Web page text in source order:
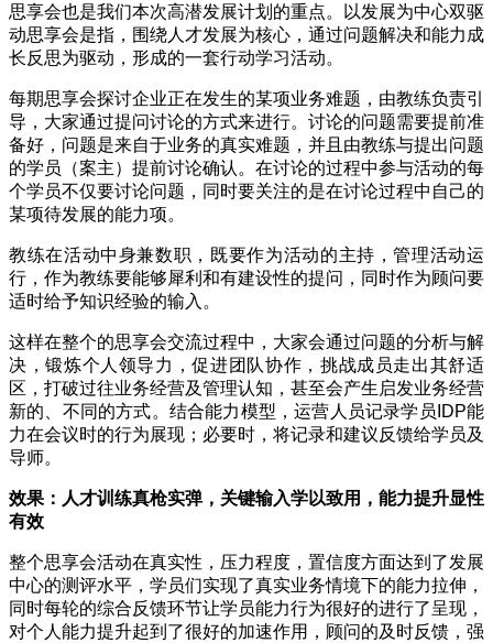
思享会也是我们本次高潜发展计划的重点。以发展为中心双驱
动思享会是指，围绕人才发展为核心，通过问题解决和能力成
长反思为驱动，形成的一套行动学习活动。
每期思享会探讨企业正在发生的某项业务难题，由教练负责引
导，大家通过提问讨论的方式来进行。讨论的问题需要提前准
备好，问题是来自于业务的真实难题，并且由教练与提出问题
的学员（案主）提前讨论确认。在讨论的过程中参与活动的每
个学员不仅要讨论问题，同时要关注的是在讨论过程中自己的
某项待发展的能力项。
教练在活动中身兼数职，既要作为活动的主持，管理活动运
行，作为教练要能够犀利和有建设性的提问，同时作为顾问要
适时给予知识经验的输入。
这样在整个的思享会交流过程中，大家会通过问题的分析与解
决，锻炼个人领导力，促进团队协作，挑战成员走出其舒适
区，打破过往业务经营及管理认知，甚至会产生启发业务经营
新的、不同的方式。结合能力模型，运营人员记录学员 IDP能
力在会议时的行为展现；必要时，将记录和建议反馈给学员及
导师。
效果：人才训练真枪实弹，关键输入学以致用，能力提升显性
有效
整个思享会活动在真实性，压力程度，置信度方面达到了发展
中心的测评水平，学员们实现了真实业务情境下的能力拉伸，
同时每轮的综合反馈环节让学员能力行为很好的进行了呈现，
对个人能力提升起到了很好的加速作用，顾问的及时反馈，强